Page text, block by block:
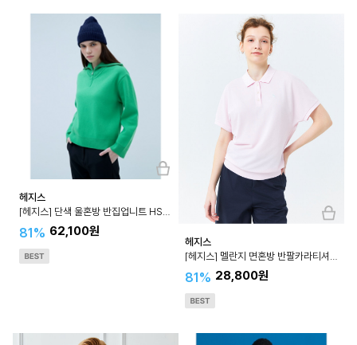
헤지스
81% 62,100원
헤지스
[헤지스] 멜란지 면혼방 반팔카라티셔츠 HSTS4BC35
81% 28,800원